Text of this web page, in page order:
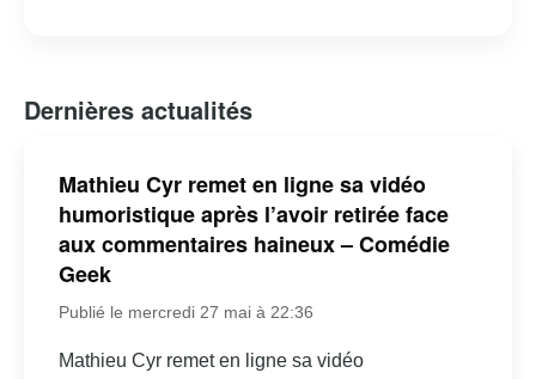
Dernières actualités
Mathieu Cyr remet en ligne sa vidéo
humoristique après l’avoir retirée face
aux commentaires haineux – Comédie
Geek
Publié le mercredi 27 mai à 22:36
Mathieu Cyr remet en ligne sa vidéo